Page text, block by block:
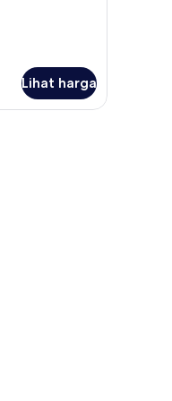
Lihat harga